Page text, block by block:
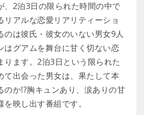
、2泊3日の限られた時間の中で
リアルな恋愛リアリティーショ
のは彼氏・彼女のいない男女9人
はグアムを舞台に甘く切ない恋
ります。2泊3日という限られた
て出会った男女は、果たして本
のか!?胸キュンあり、涙ありの甘
映し出す番組です。